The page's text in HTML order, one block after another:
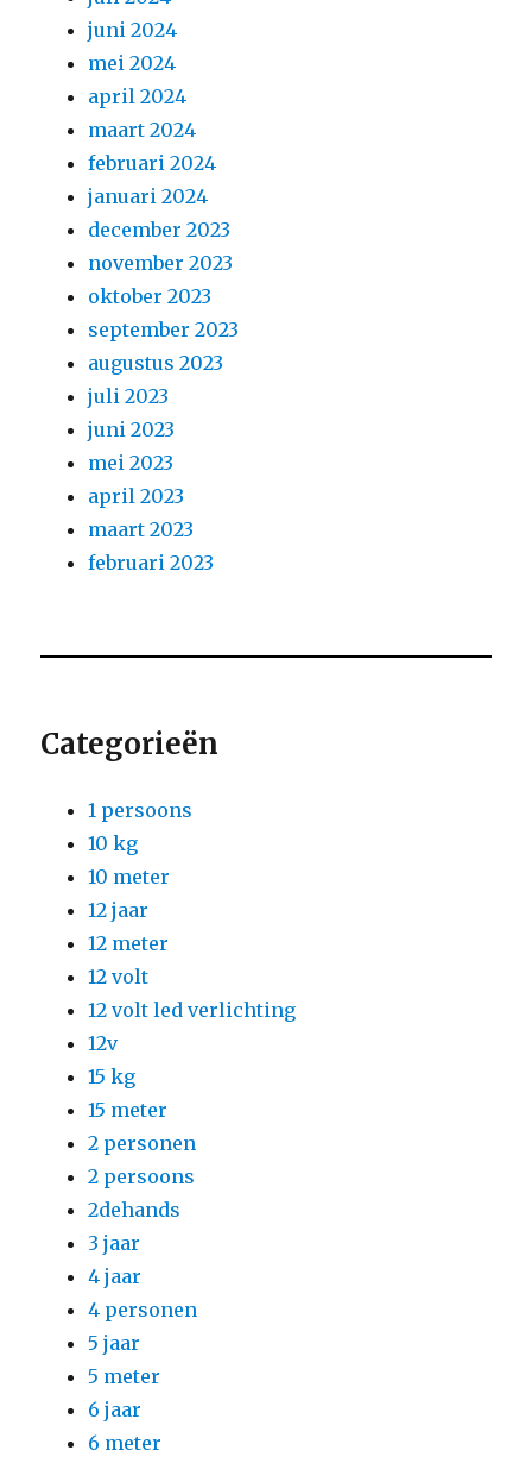
juni 2024
mei 2024
april 2024
maart 2024
februari 2024
januari 2024
december 2023
november 2023
oktober 2023
september 2023
augustus 2023
juli 2023
juni 2023
mei 2023
april 2023
maart 2023
februari 2023
Categorieën
1 persoons
10 kg
10 meter
12 jaar
12 meter
12 volt
12 volt led verlichting
12v
15 kg
15 meter
2 personen
2 persoons
2dehands
3 jaar
4 jaar
4 personen
5 jaar
5 meter
6 jaar
6 meter